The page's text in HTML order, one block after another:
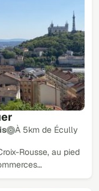
À 5km de Écully
Rousse, au pied